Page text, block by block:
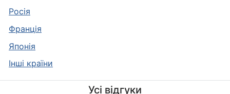
Росія
Франція
Японія
Інші країни
Усі відгуки